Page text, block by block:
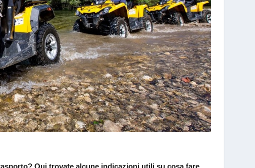
Qui trovate alcune indicazioni utili su cosa fare